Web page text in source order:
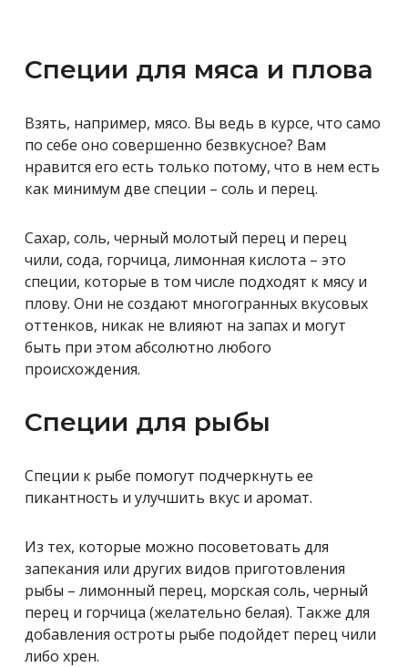
Специи для мяса и плова
Взять, например, мясо. Вы ведь в курсе, что само
по себе оно совершенно безвкусное? Вам
нравится его есть только потому, что в нем есть
как минимум две специи – соль и перец.
Сахар, соль, черный молотый перец и перец
чили, сода, горчица, лимонная кислота – это
специи, которые в том числе подходят к мясу и
плову. Они не создают многогранных вкусовых
оттенков, никак не влияют на запах и могут
быть при этом абсолютно любого
происхождения.
Специи для рыбы
Специи к рыбе помогут подчеркнуть ее
пикантность и улучшить вкус и аромат.
Из тех, которые можно посоветовать для
запекания или других видов приготовления
рыбы – лимонный перец, морская соль, черный
перец и горчица (желательно белая). Также для
добавления остроты рыбе подойдет перец чили
либо хрен.